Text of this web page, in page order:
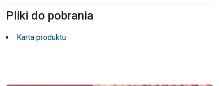
Pliki do pobrania
Karta produktu